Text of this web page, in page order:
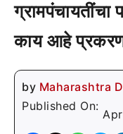
ग्रामपंचायतींचा
काय आहे
by Maharashtra
Published On: